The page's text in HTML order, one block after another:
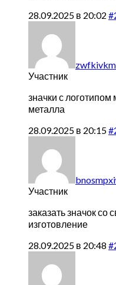
28.09.2025 в 20:02
Участник
значки с логотипом
металла
28.09.2025 в 20:15
Участник
заказать значок со
изготовление
28.09.2025 в 20:48